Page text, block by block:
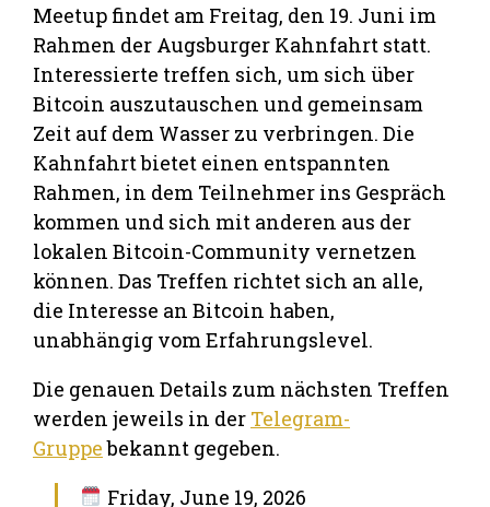
Meetup findet am Freitag, den 19. Juni im
Rahmen der Augsburger Kahnfahrt statt.
Interessierte treffen sich, um sich über
Bitcoin auszutauschen und gemeinsam
Zeit auf dem Wasser zu verbringen. Die
Kahnfahrt bietet einen entspannten
Rahmen, in dem Teilnehmer ins Gespräch
kommen und sich mit anderen aus der
lokalen Bitcoin-Community vernetzen
können. Das Treffen richtet sich an alle,
die Interesse an Bitcoin haben,
unabhängig vom Erfahrungslevel.
Die genauen Details zum nächsten Treffen
werden jeweils in der Telegram-
Gruppebekannt gegeben.
Friday, June 19, 2026